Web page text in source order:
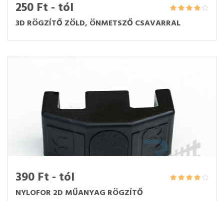
250 Ft - tól
3D RÖGZÍTŐ ZÖLD, ÖNMETSZŐ CSAVARRAL
390 Ft - tól
NYLOFOR 2D MŰANYAG RÖGZÍTŐ